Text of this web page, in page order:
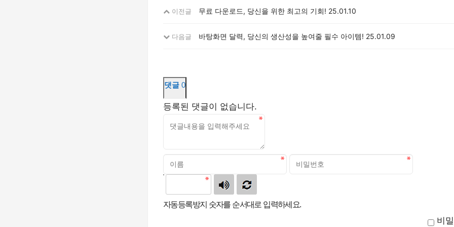
이전글 무료 다운로드, 당신을 위한 최고의 기회! 25.01.10
다음글 바탕화면 달력, 당신의 생산성을 높여줄 필수 아이템! 25.01.09
댓글 0
등록된 댓글이 없습니다.
자동등록방지 숫자를 순서대로 입력하세요.
비